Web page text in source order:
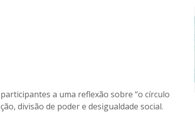
a uma reflexão sobre “o círculo
divisão de poder e desigualdade social.